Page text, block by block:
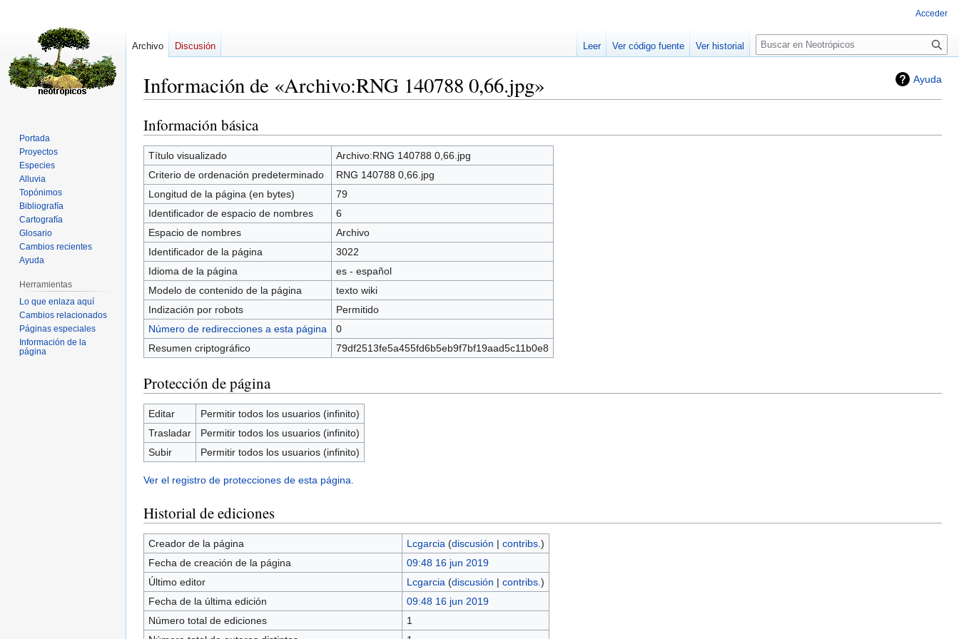
Ayuda
Información de «Archivo:RNG 140788 0,66.jpg»
Ir
a
la
navegación
Ir
a
la
búsqueda
Información básica
Título visualizado
Archivo:RNG 140788 0,66.jpg
Criterio de ordenación predeterminado
RNG 140788 0,66.jpg
Longitud de la página (en bytes)
79
Identificador de espacio de nombres
6
Espacio de nombres
Archivo
Identificador de la página
3022
Idioma de la página
es - español
Modelo de contenido de la página
texto wiki
Indización por robots
Permitido
Número de redirecciones a esta página
0
Resumen criptográfico
79df2513fe5a455fd6b5eb9f7bf19aad5c11b0e8
Protección de página
Editar
Permitir todos los usuarios (infinito)
Trasladar
Permitir todos los usuarios (infinito)
Subir
Permitir todos los usuarios (infinito)
Ver el registro de protecciones de esta página.
Historial de ediciones
Creador de la página Lcgarcia (discusión | contribs. )
Fecha de creación de la página
09:48 16 jun 2019
Último editor
Lcgarcia (discusión | contribs. )
Fecha de la última edición
09:48 16 jun 2019
Número total de ediciones
1
Acceder
Archivo Discusión Leer Ver código fuente Ver historial
Buscar
Portada
Proyectos
Especies
Alluvia
Topónimos
Bibliografía
Cartografía
Glosario
Cambios recientes
Ayuda
Herramientas
Lo que enlaza aquí
Cambios relacionados
Páginas especiales
Información de la
página